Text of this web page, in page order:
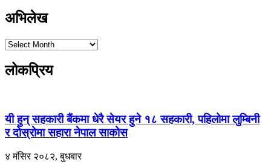
अभिलेख
लोकप्रिय
यी हुन् सहकारी बैंकमा धेरै सेयर हुने १८ सहकारी, पहिलोमा लुम्बिनी
र दोस्रोमा सहारा नेपाल साकोस
४ मंसिर २०८२, बुधबार